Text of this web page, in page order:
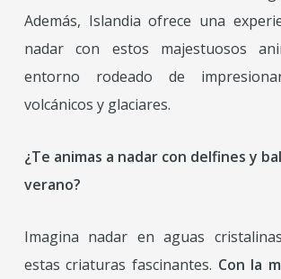
Además, Islandia ofrece una
nadar con estos majestuosos
entorno rodeado de
volcánicos y glaciares.
¿Te animas a nadar con delfines y
verano?
Imagina nadar en aguas
estas criaturas fascinantes. Con la